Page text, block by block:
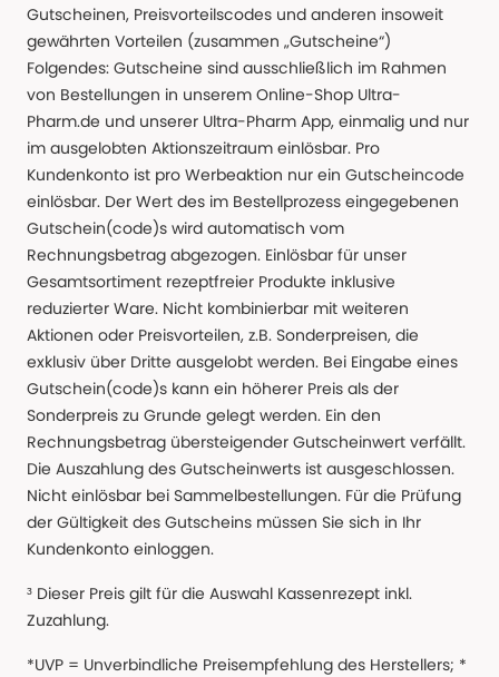
Gutscheinen, Preisvorteilscodes und anderen insoweit
gewährten Vorteilen (zusammen „Gutscheine“)
Folgendes: Gutscheine sind ausschließlich im Rahmen
von Bestellungen in unserem Online-Shop Ultra-
Pharm.de und unserer Ultra-Pharm App, einmalig und nur
im ausgelobten Aktionszeitraum einlösbar. Pro
Kundenkonto ist pro Werbeaktion nur ein Gutscheincode
einlösbar. Der Wert des im Bestellprozess eingegebenen
Gutschein(code)s wird automatisch vom
Rechnungsbetrag abgezogen. Einlösbar für unser
Gesamtsortiment rezeptfreier Produkte inklusive
reduzierter Ware. Nicht kombinierbar mit weiteren
Aktionen oder Preisvorteilen, z.B. Sonderpreisen, die
exklusiv über Dritte ausgelobt werden. Bei Eingabe eines
Gutschein(code)s kann ein höherer Preis als der
Sonderpreis zu Grunde gelegt werden. Ein den
Rechnungsbetrag übersteigender Gutscheinwert verfällt.
Die Auszahlung des Gutscheinwerts ist ausgeschlossen.
Nicht einlösbar bei Sammelbestellungen. Für die Prüfung
der Gültigkeit des Gutscheins müssen Sie sich in Ihr
Kundenkonto einloggen.
³ Dieser Preis gilt für die Auswahl Kassenrezept inkl.
Zuzahlung.
*UVP = Unverbindliche Preisempfehlung des Herstellers; *